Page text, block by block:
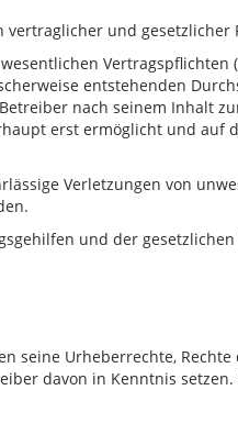
und gesetzlicher
entstehenden
nach seinem Inhalt
erst ermöglicht und auf
Verletzungen von
und der
seine Urheberrechte,
davon in Kenntnis